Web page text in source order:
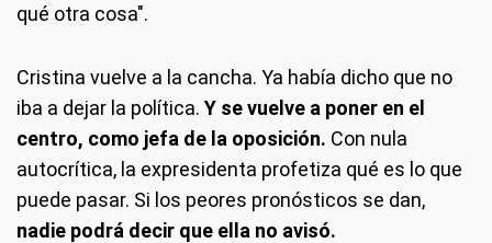
qué otra cosa".
Cristina vuelve a la cancha. Ya había dicho que no
iba a dejar la política. Y se vuelve a poner en el
centro, como jefa de la oposición. Con nula
autocrítica, la expresidenta profetiza qué es lo que
puede pasar. Si los peores pronósticos se dan,
nadie podrá decir que ella no avisó.